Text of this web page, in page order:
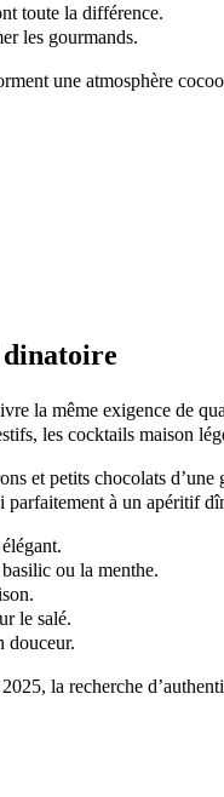
toute la différence.
les gourmands.
une atmosphère
dinatoire
la même exigence de
les cocktails maison
et petits chocolats
parfaitement à un apéritif
ou la menthe.
le salé.
douceur.
la recherche